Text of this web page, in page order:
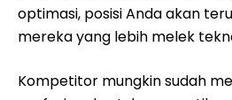
optimasi, posisi Anda akan
mereka yang lebih melek
Kompetitor mungkin sudah